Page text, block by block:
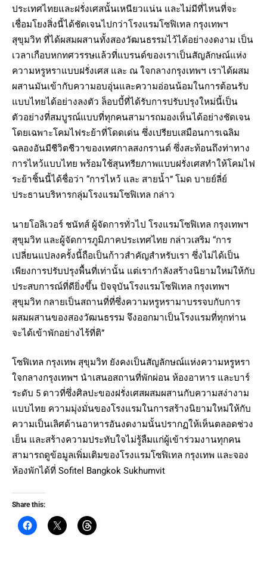
ประเทศไทยและฝรั่งเศสนั้นเหนียวแน่น และไม่มีที่ไหนที่จะ
เชื่อมโยงสิ่งนี้ได้ชัดเจนไปกว่าโรงแรมโซฟิเทล กรุงเทพฯ
สุขุมวิท ที่ได้ผสมผสานทั้งสองวัฒนธรรมไว้ได้อย่างงดงาม เป็น
เวลาเกือบหกทศวรรษแล้วที่แบรนด์ของเราเป็นสัญลักษณ์แห่ง
ความหรูหราแบบฝรั่งเศส และ ณ ใจกลางกรุงเทพฯ เราได้ผสม
ผสานมันเข้ากับความอบอุ่นและความอ่อนน้อมในการต้อนรับ
แบบไทยได้อย่างลงตัว ล็อบบี้ที่ได้รับการปรับปรุงใหม่นี้เป็น
ตัวอย่างที่สมบูรณ์แบบที่ทุกคนสามารถมองเห็นได้อย่างชัดเจน
โดยเฉพาะโคมไฟระย้าที่โดดเด่น ซึ่งเปรียบเสมือนการเฉลิม
ฉลองอันมีชีวิตชีวาของเทศกาลสงกรานต์ ซึ่งสะท้อนถึงท่าทาง
การไหว้แบบไทย พร้อมใช้สุนทรียภาพแบบฝรั่งเศสทำให้โคมไฟ
ระย้าชิ้นนี้ได้ชื่อว่า “การไหว้ และ สายน้ำ” โมด บายย์ลี่ย์
ประธานบริหารกลุ่มโรงแรมโซฟิเทล กล่าว
นายโอลิเวอร์ ชนัทส์ ผู้จัดการทั่วไป โรงแรมโซฟิเทล กรุงเทพฯ
สุขุมวิท และผู้จัดการภูมิภาคประเทศไทย กล่าวเสริม “การ
เปลี่ยนแปลงครั้งนี้ถือเป็นก้าวสำคัญสำหรับเรา ซึ่งไม่ได้เป็น
เพียงการปรับปรุงพื้นที่เท่านั้น แต่เรากำลังสร้างนิยามใหม่ให้กับ
ประสบการณ์ที่ดียิ่งขึ้น ปัจจุบันโรงแรมโซฟิเทล กรุงเทพฯ
สุขุมวิท กลายเป็นสถานที่ที่ซึ่งความหรูหรามาบรรจบกับการ
ผสมผสานของสองวัฒนธรรม จึงออกมาเป็นโรงแรมที่ทุกท่าน
จะได้เข้าพักอย่างไร้ที่ติ”
โซฟิเทล กรุงเทพ สุขุมวิท ยังคงเป็นสัญลักษณ์แห่งความหรูหรา
ใจกลางกรุงเทพฯ นำเสนอสถานที่พักผ่อน ห้องอาหาร และบาร์
ระดับ 5 ดาวที่ซึ่งศิลปะของฝรั่งเศสผสมผสานกับความสง่างาม
แบบไทย ความมุ่งมั่นของโรงแรมในการสร้างนิยามใหม่ให้กับ
ความเป็นเลิศด้านอาหารอันงดงามนั้นปรากฏให้เห็นตลอดช่วง
เย็น และสร้างความประทับใจไม่รู้ลืมแก่ผู้เข้าร่วมงานทุกคน
สามารถดูข้อมูลเพิ่มเติมของโรงแรมโซฟิเทล กรุงเทพ และจอง
ห้องพักได้ที่ Sofitel Bangkok Sukhumvit
Share this: